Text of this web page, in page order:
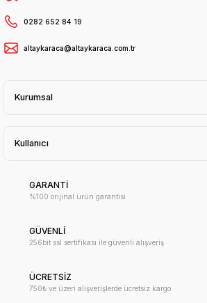
0282 652 84 19
altaykaraca@altaykaraca.com.tr
Kurumsal
Kullanıcı
GARANTİ
%100 orijinal ürün garantisi
GÜVENLİ
256bit ssl sertifikası ile güvenli alışveriş
ÜCRETSİZ
750₺ ve üzeri alışverişlerde ücretsiz kargo